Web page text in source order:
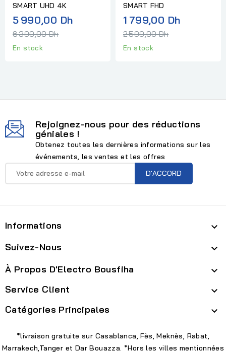
SMART UHD 4K
5 990,00 DhPrix
6 390,00 Dh
En stock
SMART FHD
1 799,00 DhPrix
2 599,00 Dh
En stock
Rejoignez-nous pour des réductions
géniales !
Obtenez toutes les dernières informations sur les
événements, les ventes et les offres
Informations 
Suivez-Nous 
À Propos D'Electro Bousfiha 
Service Client 
Catégories Principales 
*livraison gratuite sur Casablanca, Fès, Meknès, Rabat,
Marrakech,Tanger et Dar Bouazza. *Hors les villes mentionnées